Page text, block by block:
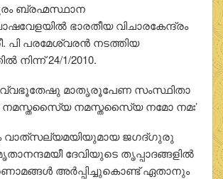
ബ്രഹ്മസ്ഥാന
ഭാരതീയ വിചാരകേന്ദ്രം
പി പരമേശ്വരന്‍ നടത്തിയ
നിന്ന് 24/1/2010.
മാതൃരൂപേണ സംസ്ഥിതാ
നമസ്തസൈ്യ നമോ നമഃ’
വാത്‌സല്യമയിയുമായ ജഗദ്ഗുരു
ദേവിയുടെ തൃപ്പാദങ്ങളില്‍
അര്‍പ്പിച്ചുകൊണ്ട് ഏതാനും